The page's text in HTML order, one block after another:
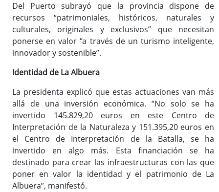
Del Puerto subrayó que la provincia dispone de
recursos “patrimoniales, históricos, naturales y
culturales, originales y exclusivos” que necesitan
ponerse en valor “a través de un turismo inteligente,
innovador y sostenible”.
Identidad de La Albuera
La presidenta explicó que estas actuaciones van más
allá de una inversión económica. “No solo se ha
invertido 145.829,20 euros en este Centro de
Interpretación de la Naturaleza y 151.395,20 euros en
el Centro de Interpretación de la Batalla, se ha
invertido en algo más. Esta financiación se ha
destinado para crear las infraestructuras con las que
poner en valor la identidad y el patrimonio de La
Albuera”, manifestó.